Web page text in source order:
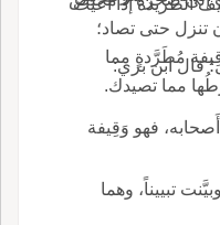
تنزل حتى تصاد؛
مُطَرَّدةٍ مما
مما تصيدك.
الوقيف الوَعِل؛ قال ابن بري:
فهو وَقِيفة
تبييناً، وهما